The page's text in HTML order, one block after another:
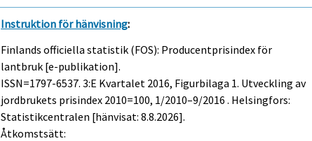
Instruktion för hänvisning:
Finlands officiella statistik (FOS): Producentprisindex för
lantbruk [e-publikation].
ISSN=1797-6537.3:e Kvartalet 2016, Figurbilaga 1. Utveckling av
jordbrukets prisindex 2010=100, 1/2010–9/2016 . Helsingfors:
Statistikcentralen [hänvisat: 8.8.2026].
Åtkomstsätt: